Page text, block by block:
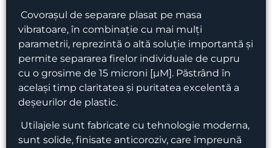
Covorașul de separare plasat pe masa
vibratoare, în combinație cu mai mulți
parametrii, reprezintă o altă soluție importantă și
permite separarea firelor individuale de cupru
cu o grosime de 15 microni [µM]. Păstrând în
același timp claritatea și puritatea excelentă a
deșeurilor de plastic.
Utilajele sunt fabricate cu tehnologie moderna,
sunt solide, finisate anticoroziv, care împreună